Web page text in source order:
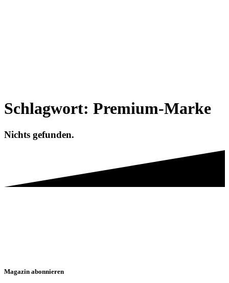
Schlagwort: Premium-Marke
Nichts gefunden.
Magazin abonnieren